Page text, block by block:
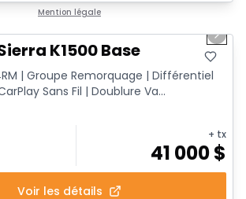
Mention légale
Next
K1500 Base
| Groupe Remorquage | Différentiel
Sans Fil | Doublure Va...
+ tx
41 000$
Voir les détails